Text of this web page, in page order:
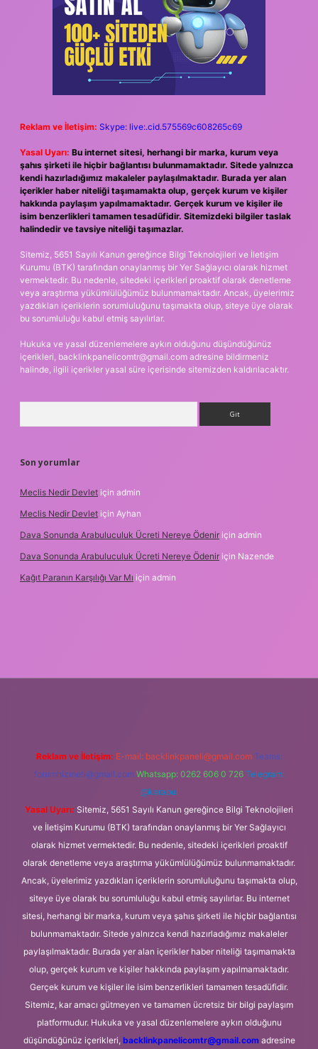
Reklam ve İletişim: Skype: live:.cid.575569c608265c69
Yasal Uyarı: Bu internet sitesi, herhangi bir marka, kurum veya
şahıs şirketi ile hiçbir bağlantısı bulunmamaktadır. Sitede yalnızca
kendi hazırladığımız makaleler paylaşılmaktadır. Burada yer alan
içerikler haber niteliği taşımamakta olup, gerçek kurum ve kişiler
hakkında paylaşım yapılmamaktadır. Gerçek kurum ve kişiler ile
isim benzerlikleri tamamen tesadüfidir. Sitemizdeki bilgiler taslak
halindedir ve tavsiye niteliği taşımazlar.
Sitemiz, 5651 Sayılı Kanun gereğince Bilgi Teknolojileri ve İletişim
Kurumu (BTK) tarafından onaylanmış bir Yer Sağlayıcı olarak hizmet
vermektedir. Bu nedenle, sitedeki içerikleri proaktif olarak denetleme
veya araştırma yükümlülüğümüz bulunmamaktadır. Ancak, üyelerimiz
yazdıkları içeriklerin sorumluluğunu taşımakta olup, siteye üye olarak
bu sorumluluğu kabul etmiş sayılırlar.
Hukuka ve yasal düzenlemelere aykırı olduğunu düşündüğünüz
içerikleri, backlinkpanelicomtr@gmail.com adresine bildirmeniz
halinde, ilgili içerikler yasal süre içerisinde sitemizden kaldırılacaktır.
Son yorumlar
Meclis Nedir Devlet için admin
Meclis Nedir Devlet için Ayhan
Dava Sonunda Arabuluculuk Ücreti Nereye Ödenir için admin
Dava Sonunda Arabuluculuk Ücreti Nereye Ödenir için Nazende
Kağıt Paranın Karşılığı Var Mı için admin
Reklam ve İletişim: E-mail: backlinkpaneli@gmail.com Teams:
forumhizmeti@gmail.com Whatsapp: 0262 606 0 726 Telegram:
@karabul
Yasal Uyarı: Sitemiz, 5651 Sayılı Kanun gereğince Bilgi Teknolojileri
ve İletişim Kurumu (BTK) tarafından onaylanmış bir Yer Sağlayıcı
olarak hizmet vermektedir. Bu nedenle, sitedeki içerikleri proaktif
olarak denetleme veya araştırma yükümlülüğümüz bulunmamaktadır.
Ancak, üyelerimiz yazdıkları içeriklerin sorumluluğunu taşımakta olup,
siteye üye olarak bu sorumluluğu kabul etmiş sayılırlar. Bu internet
sitesi, herhangi bir marka, kurum veya şahıs şirketi ile hiçbir bağlantısı
bulunmamaktadır. Sitede yalnızca kendi hazırladığımız makaleler
paylaşılmaktadır. Burada yer alan içerikler haber niteliği taşımamakta
olup, gerçek kurum ve kişiler hakkında paylaşım yapılmamaktadır.
Gerçek kurum ve kişiler ile isim benzerlikleri tamamen tesadüfidir.
Sitemiz, kar amacı gütmeyen ve tamamen ücretsiz bir bilgi paylaşım
platformudur. Hukuka ve yasal düzenlemelere aykırı olduğunu
düşündüğünüz içerikleri, backlinkpanelicomtr@gmail.comadresine